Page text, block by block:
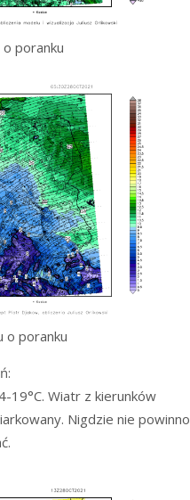
poranku
o poranku
19°C. Wiatr z kierunków
Nigdzie nie powinno